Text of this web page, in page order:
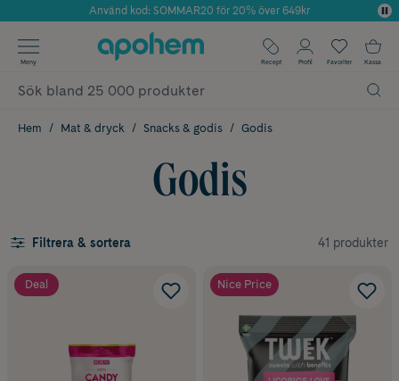
Årets Butik 2025 inom Skönhet
Använd kod: SOMMAR20 för 20% över 649kr
✓ Fri frakt
✓ Poäng på alla köp*
Meny Recept Profil Favoriter Kassa
Hem Mat & dryck Snacks & godis Godis
Godis
Filtrera & sortera 41 produkter
Deal Nice Price